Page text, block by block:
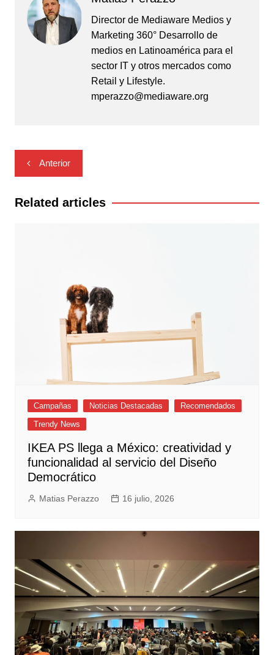
Director de Mediaware Medios y
Marketing 360° Desarrollo de
medios en Latinoamérica para el
sector IT y otros mercados como
Retail y Lifestyle.
mperazzo@mediaware.org
Navegación
de
entradas
Anterior
Related articles
Campañas Noticias Destacadas
Recomendados
Trendy News
IKEA PS llega a México: creatividad y
funcionalidad al servicio del Diseño
Democrático
Matias Perazzo 16 julio, 2026